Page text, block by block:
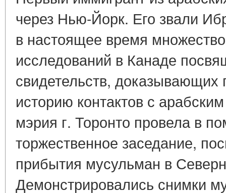
через Нью-Йорк. Его звали
в настоящее время
исследований в Канаде
свидетельств,
историю контактов с
мэрия г. Торонто провела в
торжественное заседание,
прибытия мусульман в
Демонстрировались снимки